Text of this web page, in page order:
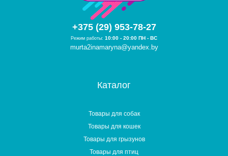
+375 (29) 953-78-27
Режим работы: 10:00 - 20:00 ПН - ВС
murta2inamaryna@yandex.by
Каталог
Товары для собак
Товары для кошек
Товары для грызунов
Товары для птиц